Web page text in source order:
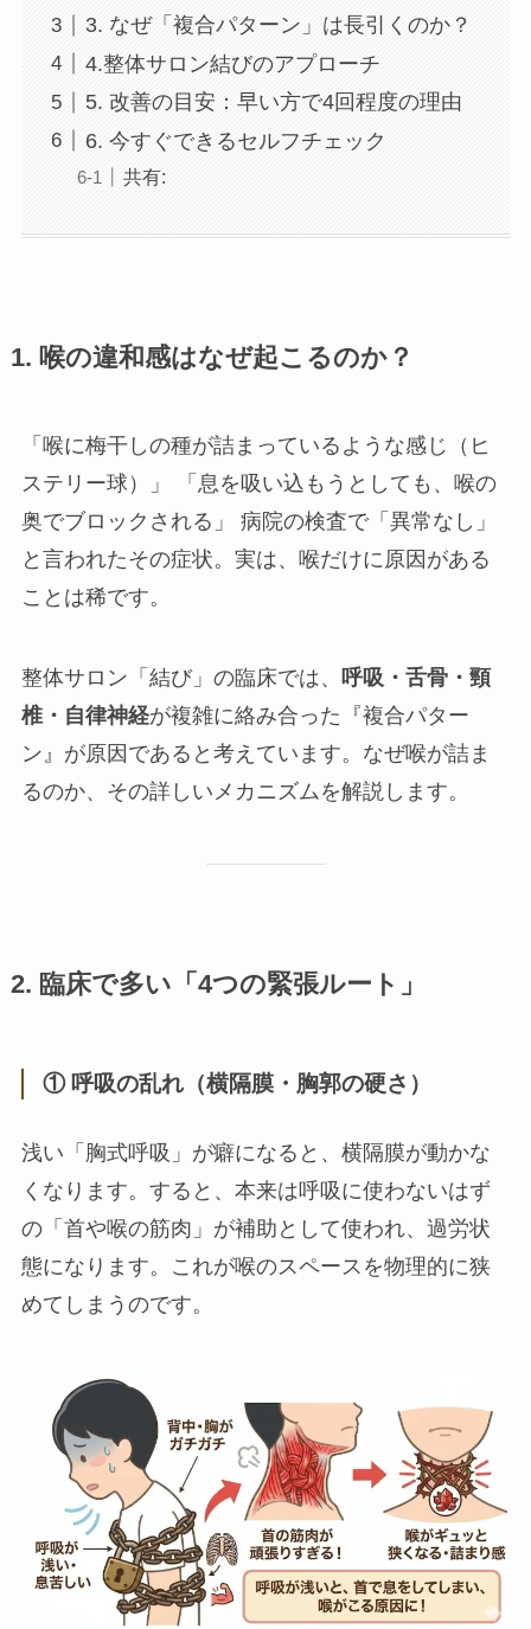
3. なぜ「複合パターン」は長引くのか？
4.整体サロン結びのアプローチ
5. 改善の目安：早い方で4回程度の理由
6. 今すぐできるセルフチェック
共有:
1. 喉の違和感はなぜ起こるのか？
「喉に梅干しの種が詰まっているような感じ（ヒ
ステリー球）」 「息を吸い込もうとしても、喉の
奥でブロックされる」 病院の検査で「異常なし」
と言われたその症状。実は、喉だけに原因がある
ことは稀です。
整体サロン「結び」の臨床では、 呼吸・舌骨・頸
椎・自律神経が複雑に絡み合った『複合パター
ン』が原因であると考えています。なぜ喉が詰ま
るのか、その詳しいメカニズムを解説します。
2. 臨床で多い「4つの緊張ルート」
① 呼吸の乱れ（横隔膜・胸郭の硬さ）
浅い「胸式呼吸」が癖になると、横隔膜が動かな
くなります。すると、本来は呼吸に使わないはず
の「首や喉の筋肉」が補助として使われ、過労状
態になります。これが喉のスペースを物理的に狭
めてしまうのです。